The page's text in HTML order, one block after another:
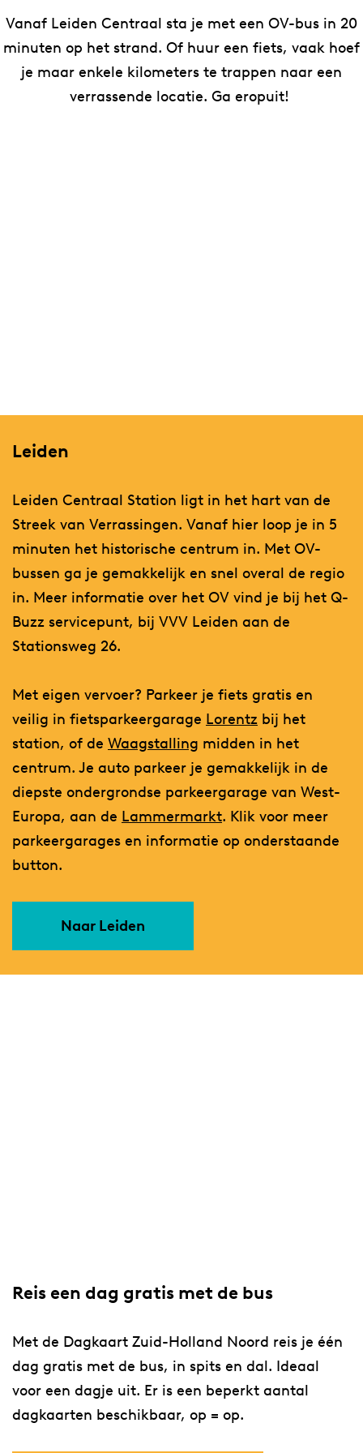
Vanaf Leiden Centraal sta je met een OV-bus in 20
minuten op het strand. Of huur een fiets, vaak hoef
je maar enkele kilometers te trappen naar een
verrassende locatie. Ga eropuit!
Leiden
Leiden Centraal Station ligt in het hart van de
Streek van Verrassingen. Vanaf hier loop je in 5
minuten het historische centrum in. Met OV-
bussen ga je gemakkelijk en snel overal de regio
in. Meer informatie over het OV vind je bij het Q-
Buzz servicepunt, bij VVV Leiden aan de
Stationsweg 26.
Met eigen vervoer? Parkeer je fiets gratis en
veilig in fietsparkeergarage Lorentz bij het
station, of de Waagstalling midden in het
centrum. Je auto parkeer je gemakkelijk in de
diepste ondergrondse parkeergarage van West-
Europa, aan de Lammermarkt. Klik voor meer
parkeergarages en informatie op onderstaande
button.
Naar Leiden
Reis een dag gratis met de bus
Met de Dagkaart Zuid-Holland Noord reis je één
dag gratis met de bus, in spits en dal. Ideaal
voor een dagje uit. Er is een beperkt aantal
dagkaarten beschikbaar, op = op.